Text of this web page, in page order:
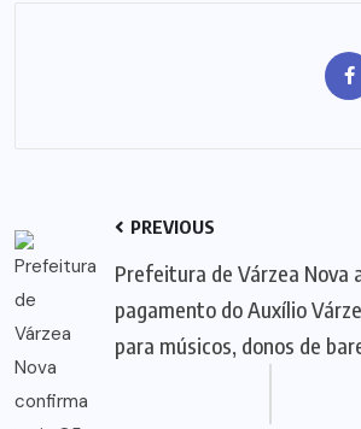
PREVIOUS
Prefeitura de Várzea Nova
pagamento do Auxílio
para músicos, donos de